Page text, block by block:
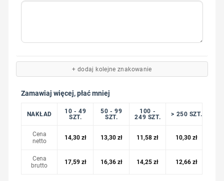
+ dodaj kolejne znakowanie
Zamawiaj więcej, płać mniej
NAKŁAD
10 - 49
SZT.
50 - 99
SZT.
100 -
249 SZT.
> 250 SZT.
Cena
netto
14,30 zł 13,30 zł 11,58zł 10,30zł
Cena
brutto
17,59 zł 16,36 zł 14,25zł 12,66zł